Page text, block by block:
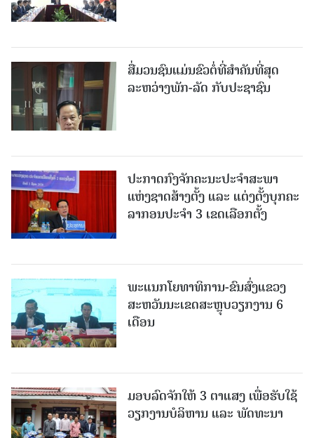
ສື່ມວນຊົນແມ່ນຂົວຕໍ່ທີ່ສໍາຄັນທີ່ສຸດ
ລະຫວ່າງພັກ-ລັດ ກັບປະຊາຊົນ
ປະກາດກົງຈັກຄະນະປະຈໍາສະພາ
ແຫ່ງຊາດສ້າງຕັ້ງ ແລະ ແຕ່ງຕັ້ງບຸກຄະ
ລາກອນປະຈໍາ 3 ເຂດເລືອກຕັ້ງ
ພະແນກໂຍທາທິການ-ຂົນສົ່ງແຂວງ
ສະຫວັນນະເຂດສະຫຼຸບວຽກງານ 6
ເດືອນ
ມອບລົດຈັກໃຫ້ 3 ຕາແສງ ເພື່ອຮັບໃຊ້
ວຽກງານບໍລິຫານ ແລະ ພັດທະນາ